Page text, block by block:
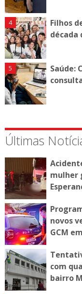
Filhos
década
Saúde:
Últimas
mulher
novos
GCM
com
bairro